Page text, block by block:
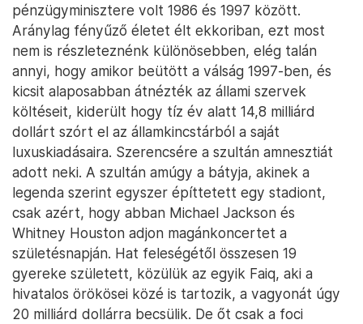
pénzügyminisztere volt 1986 és 1997 között.
Aránylag fényűző életet élt ekkoriban, ezt most
nem is részleteznénk különösebben, elég talán
annyi, hogy amikor beütött a válság 1997-ben, és
kicsit alaposabban átnézték az állami szervek
költéseit, kiderült hogy tíz év alatt 14,8 milliárd
dollárt szórt el az államkincstárból a saját
luxuskiadásaira. Szerencsére a szultán amnesztiát
adott neki. A szultán amúgy a bátyja, akinek a
legenda szerint egyszer építtetett egy stadiont,
csak azért, hogy abban Michael Jackson és
Whitney Houston adjon magánkoncertet a
születésnapján. Hat feleségétől összesen 19
gyereke született, közülük az egyik Faiq, aki a
hivatalos örökösei közé is tartozik, a vagyonát úgy
20 milliárd dollárra becsülik. De őt csak a foci